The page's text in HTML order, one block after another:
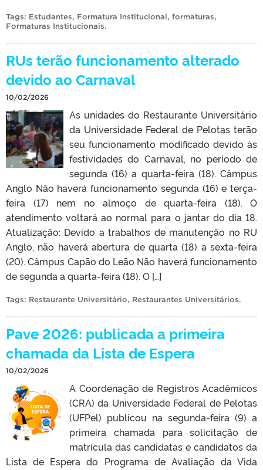
Tags: Estudantes, Formatura Institucional, formaturas,
Formaturas Institucionais.
RUs terão funcionamento alterado
devido ao Carnaval
10/02/2026
As unidades do Restaurante Universitário
da Universidade Federal de Pelotas terão
seu funcionamento modificado devido às
festividades do Carnaval, no período de
segunda (16) a quarta-feira (18). Câmpus
Anglo Não haverá funcionamento segunda (16) e terça-
feira (17) nem no almoço de quarta-feira (18). O
atendimento voltará ao normal para o jantar do dia 18.
Atualização: Devido a trabalhos de manutenção no RU
Anglo, não haverá abertura de quarta (18) a sexta-feira
(20). Câmpus Capão do Leão Não haverá funcionamento
de segunda a quarta-feira (18). O […]
Tags: Restaurante Universitário, Restaurantes Universitários.
Pave 2026: publicada a primeira
chamada da Lista de Espera
10/02/2026
A Coordenação de Registros Acadêmicos
(CRA) da Universidade Federal de Pelotas
(UFPel) publicou na segunda-feira (9) a
primeira chamada para solicitação de
matrícula das candidatas e candidatos da
Lista de Espera do Programa de Avaliação da Vida